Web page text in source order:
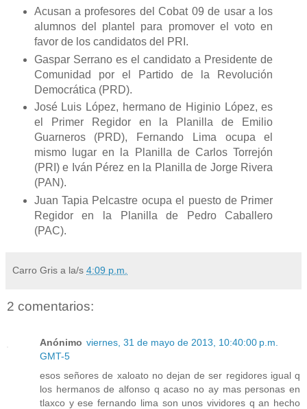
Acusan a profesores del Cobat 09 de usar a los
alumnos del plantel para promover el voto en
favor de los candidatos del PRI.
Gaspar Serrano es el candidato a Presidente de
Comunidad por el Partido de la Revolución
Democrática (PRD).
José Luis López, hermano de Higinio López, es
el Primer Regidor en la Planilla de Emilio
Guarneros (PRD), Fernando Lima ocupa el
mismo lugar en la Planilla de Carlos Torrejón
(PRI) e Iván Pérez en la Planilla de Jorge Rivera
(PAN).
Juan Tapia Pelcastre ocupa el puesto de Primer
Regidor en la Planilla de Pedro Caballero
(PAC).
Carro Gris a la/s 4:09 p.m.
2 comentarios:
Anónimo viernes, 31 de mayo de 2013, 10:40:00 p.m.
GMT-5
esos señores de xaloato no dejan de ser regidores igual q
los hermanos de alfonso q acaso no ay mas personas en
tlaxco y ese fernando lima son unos vividores q an hecho